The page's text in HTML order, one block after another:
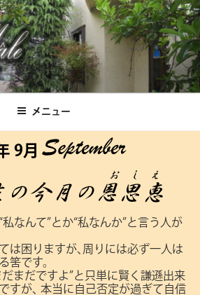
メニュー
9月
なんて”とか“私なんか”と言う人が
は困りますが､周りには必ず一人は
筈です。
まだですよ”と只単に賢く謙遜出来
すが､
本当に自己否定が過ぎて自信